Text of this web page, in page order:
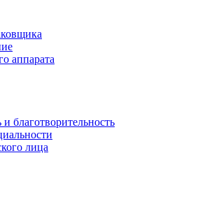
аппарата
благотворительность
лица